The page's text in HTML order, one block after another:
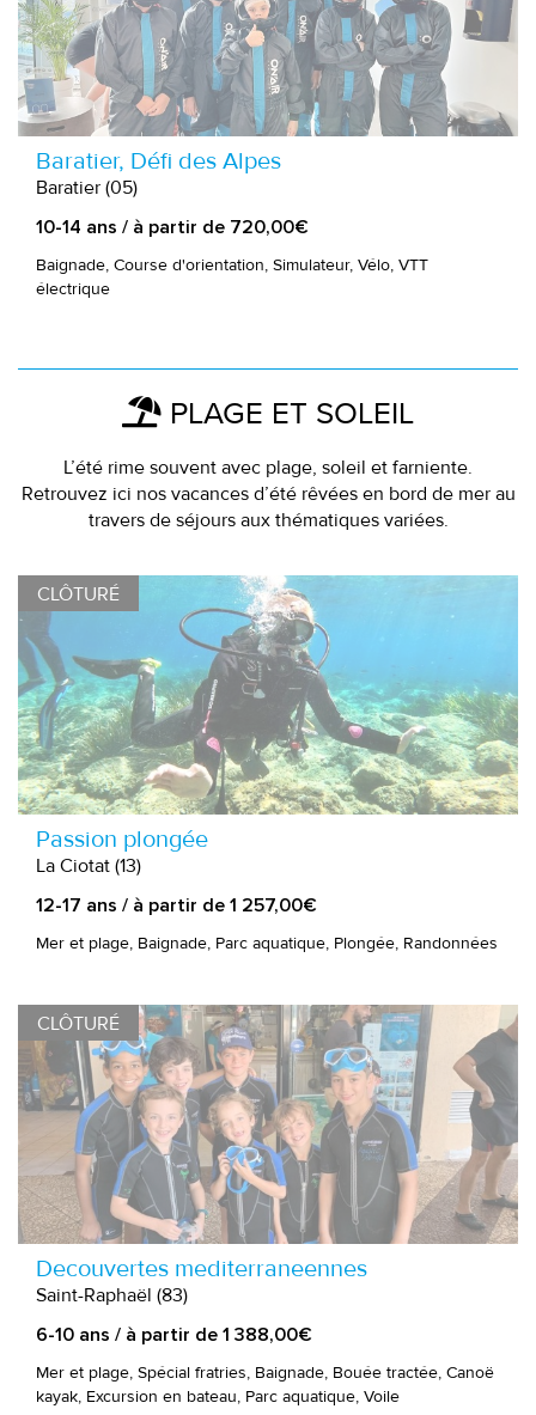
Baratier, Défi des Alpes
Baratier (05)
10-14 ans / à partir de 720,00€
Baignade, Course d'orientation, Simulateur, Vélo, VTT
électrique
PLAGE ET SOLEIL
L’été rime souvent avec plage, soleil et farniente.
Retrouvez ici nos vacances d’été rêvées en bord de mer au
travers de séjours aux thématiques variées.
CLÔTURÉ
Passion plongée
La Ciotat (13)
12-17 ans / à partir de 1 257,00€
Mer et plage, Baignade, Parc aquatique, Plongée, Randonnées
CLÔTURÉ
Decouvertes mediterraneennes
Saint-Raphaël (83)
6-10 ans / à partir de 1 388,00€
Mer et plage, Spécial fratries, Baignade, Bouée tractée, Canoë
kayak, Excursion en bateau, Parc aquatique, Voile